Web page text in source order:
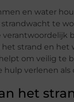
en water
te
strand en het
om veilig te
hulp verlenen als
het